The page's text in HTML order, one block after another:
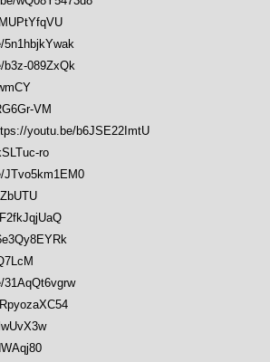
089ZxQk
VM
youtu.be/b6JSE22ImtU
ro
JTvo5km1EM0